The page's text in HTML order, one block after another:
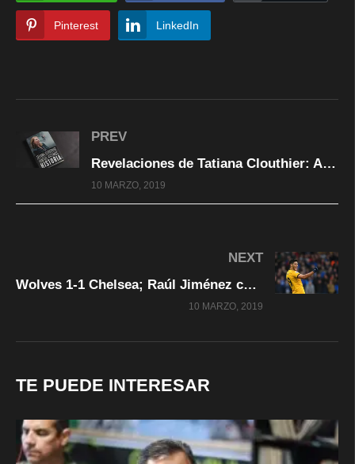
Pinterest LinkedIn
PREV
Revelaciones de Tatiana Clouthier: AMLO, una máquina para lograr objetivos
10 MARZO, 2019
NEXT
Wolves 1-1 Chelsea; Raúl Jiménez continúa con racha goleadora
10 MARZO, 2019
TE PUEDE INTERESAR